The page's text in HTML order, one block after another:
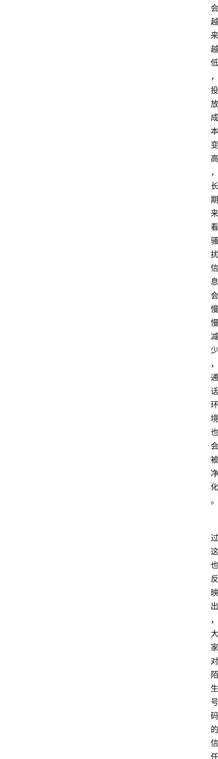
会
越
来
越
低
，
投
放
成
本
变
高
，
长
期
来
看
骚
扰
信
息
会
慢
慢
减
少
，
通
话
环
境
也
会
被
净
化
。
过
这
也
反
映
出
，
大
家
对
陌
生
号
码
的
信
任